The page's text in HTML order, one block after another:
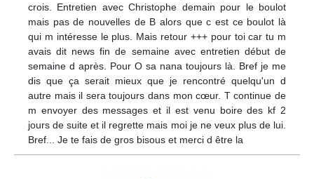
crois. Entretien avec Christophe demain pour le boulot
mais pas de nouvelles de B alors que c est ce boulot là
qui m intéresse le plus. Mais retour +++ pour toi car tu m
avais dit news fin de semaine avec entretien début de
semaine d après. Pour O sa nana toujours là. Bref je me
dis que ça serait mieux que je rencontré quelqu'un d
autre mais il sera toujours dans mon cœur. T continue de
m envoyer des messages et il est venu boire des kf 2
jours de suite et il regrette mais moi je ne veux plus de lui.
Bref... Je te fais de gros bisous et merci d être la